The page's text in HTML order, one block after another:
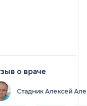
о враче
Стадник Алексей